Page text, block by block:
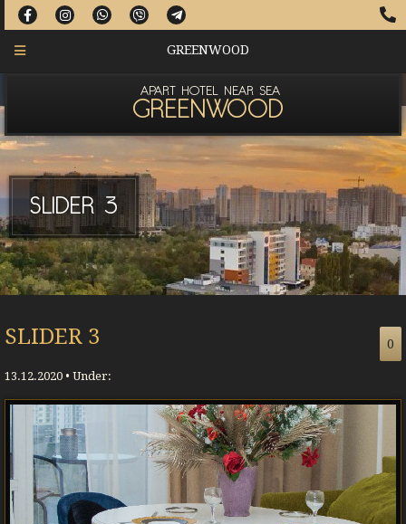
GREENWOOD
APART HOTEL NEAR SEA
GREENWOOD
SLIDER 3
SLIDER 3
13.12.2020 • Under:
0